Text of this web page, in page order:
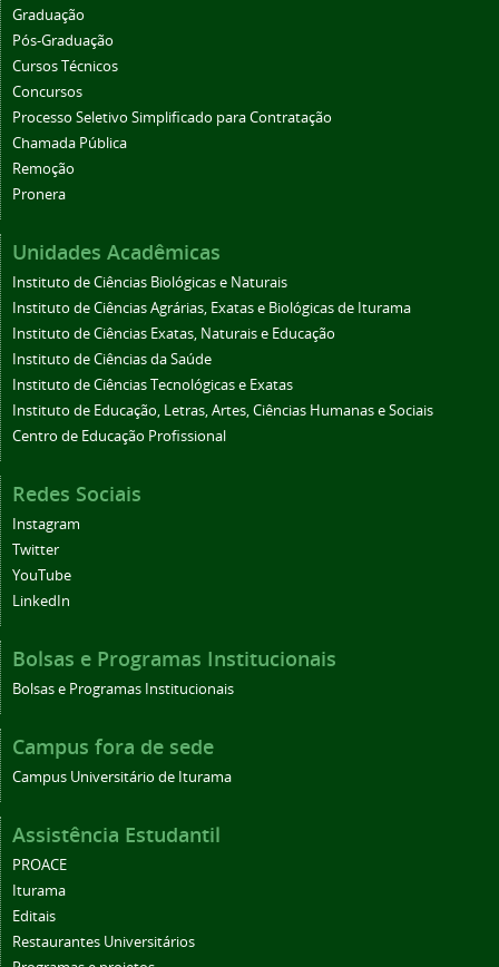
Graduação
Pós-Graduação
Cursos Técnicos
Concursos
Processo Seletivo Simplificado para Contratação
Chamada Pública
Remoção
Pronera
Unidades Acadêmicas
Instituto de Ciências Biológicas e Naturais
Instituto de Ciências Agrárias, Exatas e Biológicas de Iturama
Instituto de Ciências Exatas, Naturais e Educação
Instituto de Ciências da Saúde
Instituto de Ciências Tecnológicas e Exatas
Instituto de Educação, Letras, Artes, Ciências Humanas e Sociais
Centro de Educação Profissional
Redes Sociais
Instagram
Twitter
YouTube
LinkedIn
Bolsas e Programas Institucionais
Bolsas e Programas Institucionais
Campus fora de sede
Campus Universitário de Iturama
Assistência Estudantil
PROACE
Iturama
Editais
Restaurantes Universitários